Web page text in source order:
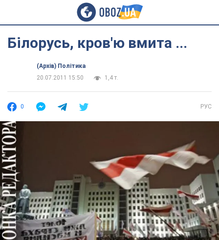
Білорусь, кров'ю вмита ...
(Архів) Політика
20.07.2011 15:50
1,4 т.
0 РУС